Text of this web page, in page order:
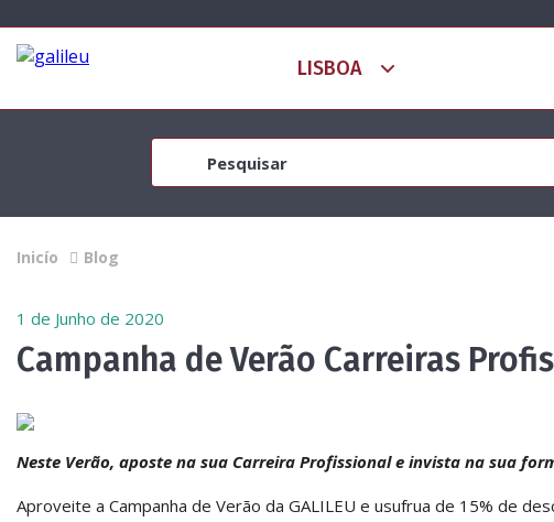
Inicío Blog
1 de Junho de 2020
Campanha de Verão Carreiras
Neste Verão, aposte na sua Carreira Profissional e invista na sua
Aproveite a Campanha de Verão da GALILEU e usufrua de 15% de